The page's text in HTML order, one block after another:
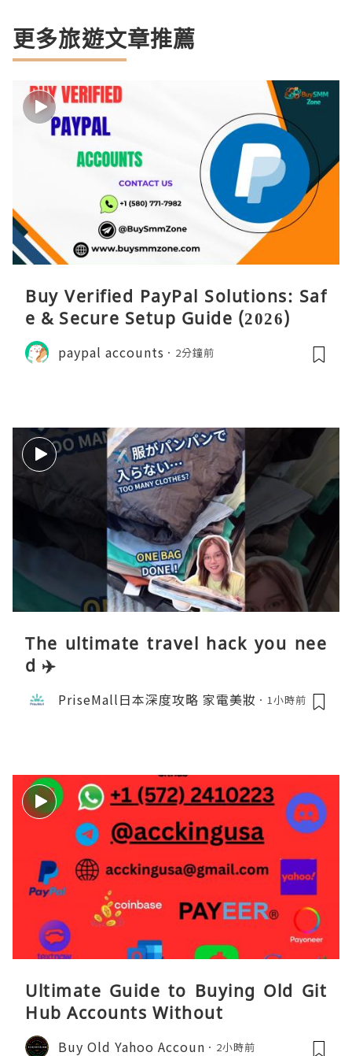
更多旅遊文章推薦
Buy Verified PayPal Solutions: Saf
e & Secure Setup Guide (2026)
paypal accounts 2分鐘前
The ultimate travel hack you nee
d ✈️
PriseMall日本深度攻略 家電美妝 1小時前
Ultimate Guide to Buying Old Git
Hub Accounts Without
Buy Old Yahoo Accoun 2小時前